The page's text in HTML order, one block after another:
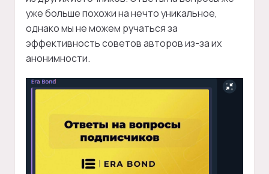
уже больше похожи на нечто уникальное,
однако мы не можем ручаться за
эффективность советов авторов из-за их
анонимности.